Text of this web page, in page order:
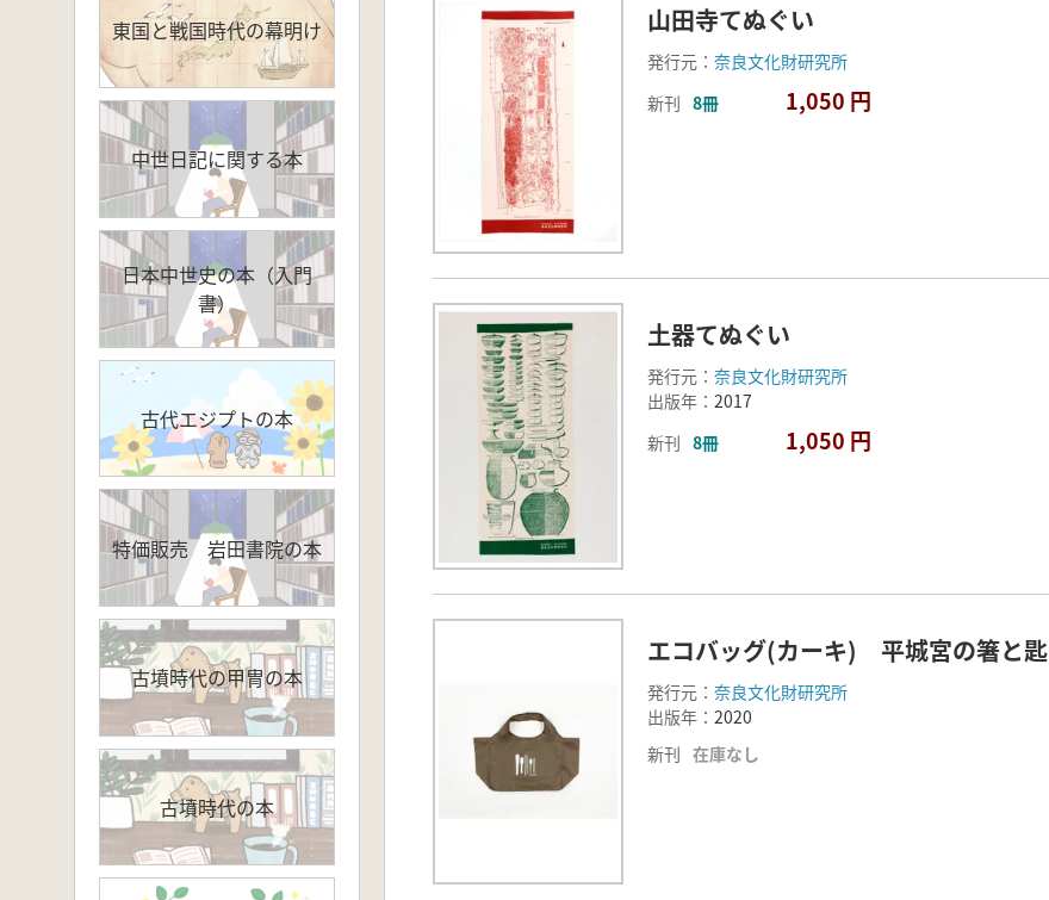
東国と戦国時代の幕明け
中世日記に関する本
日本中世史の本（入門
書）
古代エジプトの本
特価販売 岩田書院の本
古墳時代の甲冑の本
古墳時代の本
山田寺てぬぐい
発行元： 奈良文化財研究所
新刊 8冊 1,050 円
土器てぬぐい
発行元： 奈良文化財研究所
出版年： 2017
新刊 8冊 1,050 円
エコバッグ(カーキ) 平城宮の箸と匙
発行元： 奈良文化財研究所
出版年： 2020
新刊 在庫なし